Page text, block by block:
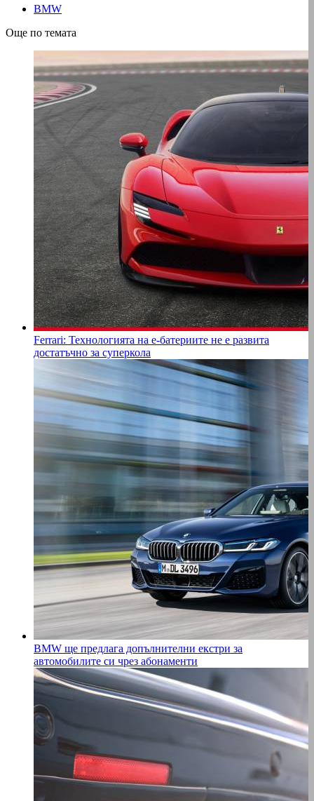
BMW
Още по темата
Ferrari: Технологията на е-батериите не е развита
достатъчно за суперкола
BMW ще предлага допълнителни екстри за
автомобилите си чрез абонаменти